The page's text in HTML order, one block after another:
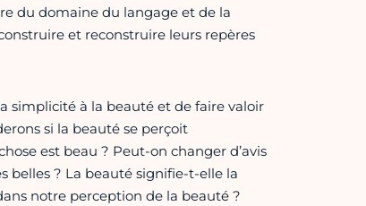
du domaine du langage et de la
et reconstruire leurs repères
simplicité à la beauté et de faire valoir
si la beauté se perçoit
est beau ? Peut-on changer d’avis
belles ? La beauté signifie-t-elle la
notre perception de la beauté ?